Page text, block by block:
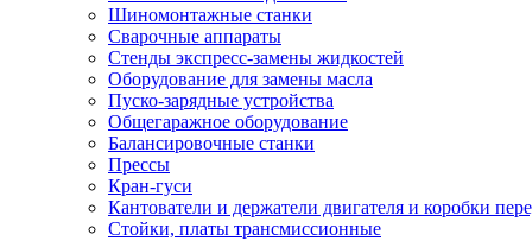
Шиномонтажные станки
Сварочные аппараты
Стенды экспресс-замены жидкостей
Оборудование для замены масла
Пуско-зарядные устройства
Общегаражное оборудование
Балансировочные станки
Прессы
Кран-гуси
Кантователи и держатели двигателя и коробки
Стойки, платы трансмиссионные